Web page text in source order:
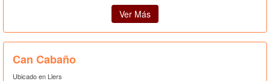
Ver Más
Can Cabaño
Ubicado en Llers